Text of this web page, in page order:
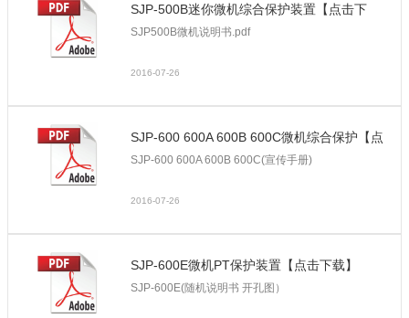
SJP-500B迷你微机综合保护装置【点击下
载】
SJP500B微机说明书.pdf
2016-07-26
SJP-600 600A 600B 600C微机综合保护【点
击下载】
SJP-600 600A 600B 600C(宣传手册)
2016-07-26
SJP-600E微机PT保护装置【点击下载】
SJP-600E(随机说明书 开孔图）